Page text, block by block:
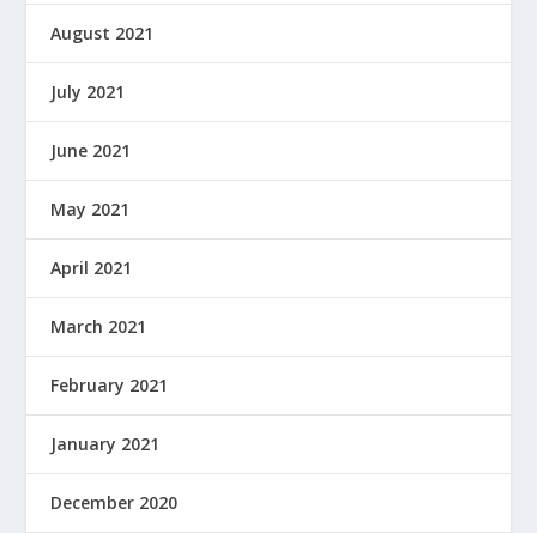
August 2021
July 2021
June 2021
May 2021
April 2021
March 2021
February 2021
January 2021
December 2020